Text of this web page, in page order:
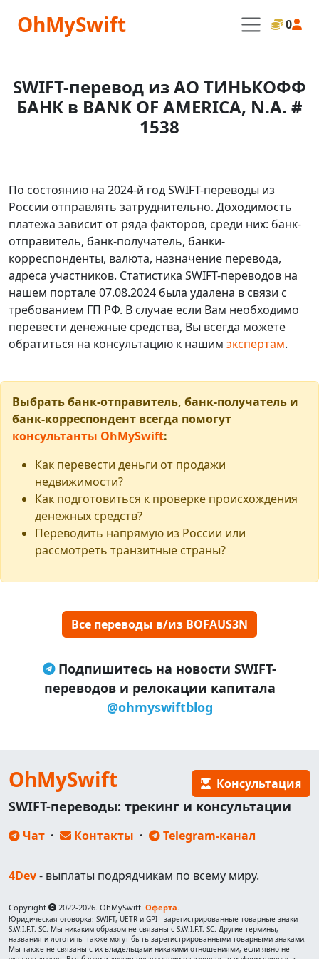
OhMySwift 0
SWIFT-перевод из АО ТИНЬКОФФ
БАНК в BANK OF AMERICA, N.A. #
1538
По состоянию на 2024-й год SWIFT-переводы из
России отправлять затруднительно. Доходимость
платежа зависит от ряда факторов, среди них: банк-
отправитель, банк-получатель, банки-
корреспонденты, валюта, назначение перевода,
адреса участников. Статистика SWIFT-переводов на
нашем портале 07.08.2024 была удалена в связи с
требованием ГП РФ. В случае если Вам необходимо
перевести денежные средства, Вы всегда можете
обратиться на консультацию к нашим экспертам.
Выбрать банк-отправитель, банк-получатель и
банк-корреспондент всегда помогут
консультанты OhMySwift:
Как перевести деньги от продажи
недвижимости?
Как подготовиться к проверке происхождения
денежных средств?
Переводить напрямую из России или
рассмотреть транзитные страны?
Все переводы в/из BOFAUS3N
Подпишитесь на новости SWIFT-
переводов и релокации капитала
@ohmyswiftblog
OhMySwift Консультация
SWIFT-переводы: трекинг и консультации
Чат · Контакты · Telegram-канал
4Dev- выплаты подрядчикам по всему миру.
Copyright 2022-2026. OhMySwift. Оферта.
Юридическая оговорка: SWIFT, UETR и GPI - зарегистрированные товарные знаки
S.W.I.F.T. SC. Мы никаким образом не связаны с S.W.I.F.T. SC. Другие термины,
названия и логотипы также могут быть зарегистрированными товарными знаками.
Мы также не связаны с их владельцами никакими отношениями, если явно не